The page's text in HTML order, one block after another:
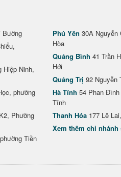
Bường
Hiệp Ninh,
phường
Phường
Tiền
Phú Yên 30A Nguyễn
Hòa
Quảng Bình 41 Trần
Hới
Quảng Trị 92 Nguyễn
Hà Tĩnh 54 Phan
Tĩnh
Thanh Hóa 177 Lê
Xem thêm chi nhánh